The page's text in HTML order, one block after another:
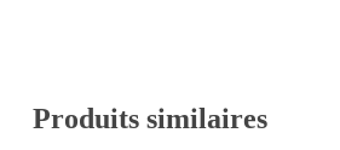
Produits similaires